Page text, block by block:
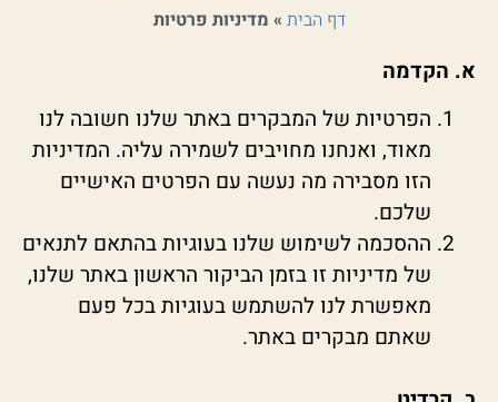
דף הבית » מדיניות פרטיות
א. הקדמה
הפרטיות של המבקרים באתר שלנו חשובה לנו
מאוד, ואנחנו מחויבים לשמירה עליה. המדיניות
הזו מסבירה מה נעשה עם הפרטים האישיים
שלכם.
ההסכמה לשימוש שלנו בעוגיות בהתאם לתנאים
של מדיניות זו בזמן הביקור הראשון באתר שלנו,
מאפשרת לנו להשתמש בעוגיות בכל פעם
שאתם מבקרים באתר.